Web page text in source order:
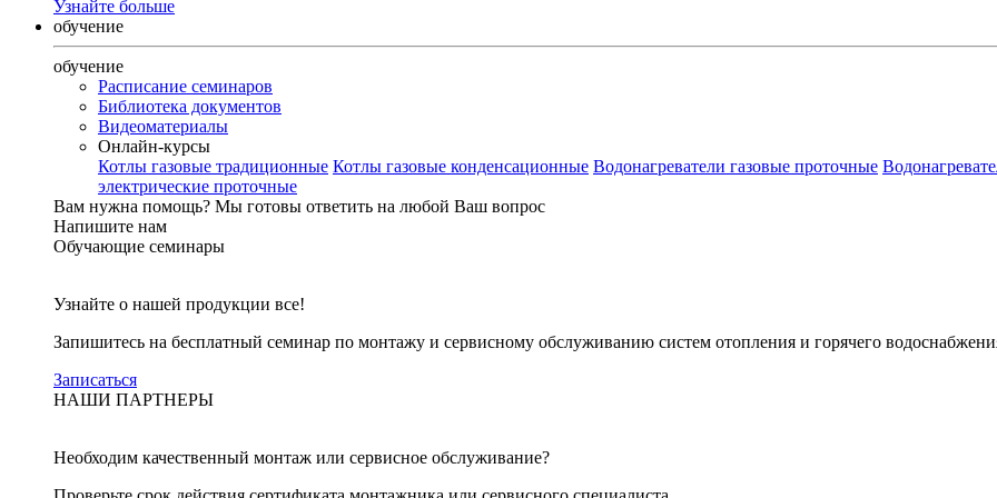
Узнайте больше
обучение
обучение
Расписание семинаров
Библиотека документов
Видеоматериалы
Онлайн-курсы
Котлы газовые традиционные Котлы газовые конденсационные Водонагреватели газовые проточные
электрические проточные
Вам нужна помощь? Мы готовы ответить на любой Ваш вопрос
Напишите нам
Обучающие семинары
Узнайте о нашей продукции все!
Запишитесь на бесплатный семинар по монтажу и сервисному обслуживанию систем отопления и горячего
Записаться
НАШИ ПАРТНЕРЫ
Необходим качественный монтаж или сервисное обслуживание?